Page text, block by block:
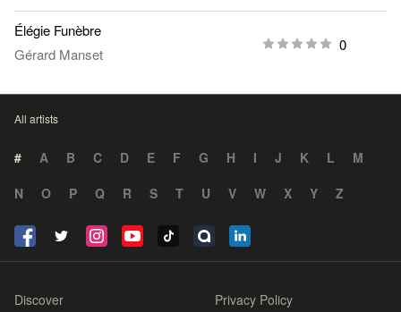
Élégie Funèbre
Gérard Manset
0
All artists
# A B C D E F G H I J K L
M
N
O P Q R S T U V W X Y Z
Discover Privacy Policy